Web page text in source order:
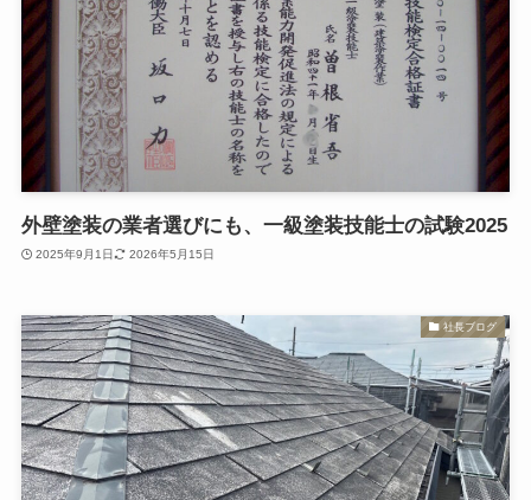
外壁塗装の業者選びにも、一級塗装技能士の試験2025
2025年9月1日 2026年5月15日
社長ブログ